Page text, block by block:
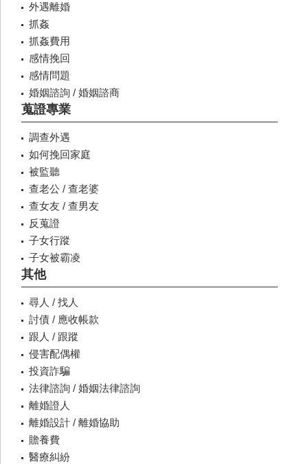
外遇離婚
抓姦
抓姦費用
感情挽回
感情問題
婚姻諮詢 / 婚姻諮商
蒐證專業
調查外遇
如何挽回家庭
被監聽
查老公 / 查老婆
查女友 / 查男友
反蒐證
子女行蹤
子女被霸凌
其他
尋人 / 找人
討債 / 應收帳款
跟人 / 跟蹤
侵害配偶權
投資詐騙
法律諮詢 / 婚姻法律諮詢
離婚證人
離婚設計 / 離婚協助
贍養費
醫療糾紛